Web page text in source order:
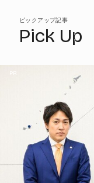
ピックアップ記事
Pick Up
PR